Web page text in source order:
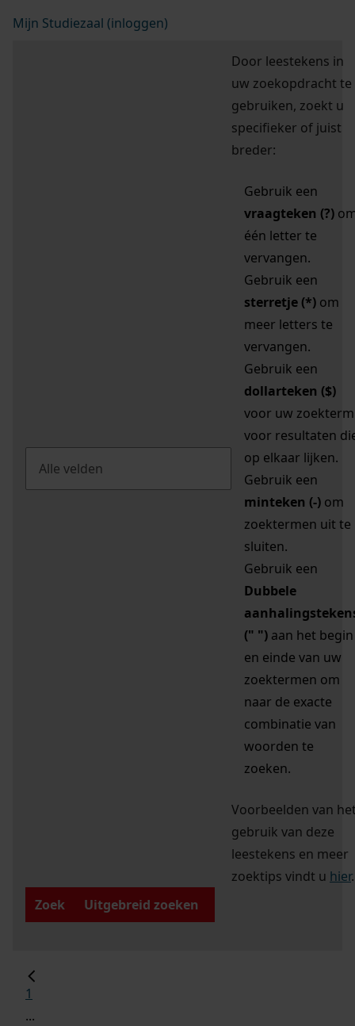
Mijn Studiezaal (inloggen)
Door leestekens in
uw zoekopdracht te
gebruiken, zoekt u
specifieker of juist
breder:
Gebruik een
vraagteken (?)
één letter te
vervangen.
Gebruik een
sterretje (*) om
meer letters te
vervangen.
Gebruik een
dollarteken ($)
voor uw zoekterm
voor resultaten
op elkaar lijken.
Gebruik een
minteken (-) om
zoektermen uit te
sluiten.
Gebruik een
Dubbele
(" ") aan het begin
en einde van uw
zoektermen om
naar de exacte
combinatie van
woorden te
zoeken.
Voorbeelden van
gebruik van deze
leestekens en meer
zoektips vindt u hier.
Zoek
Uitgebreid zoeken
1
...